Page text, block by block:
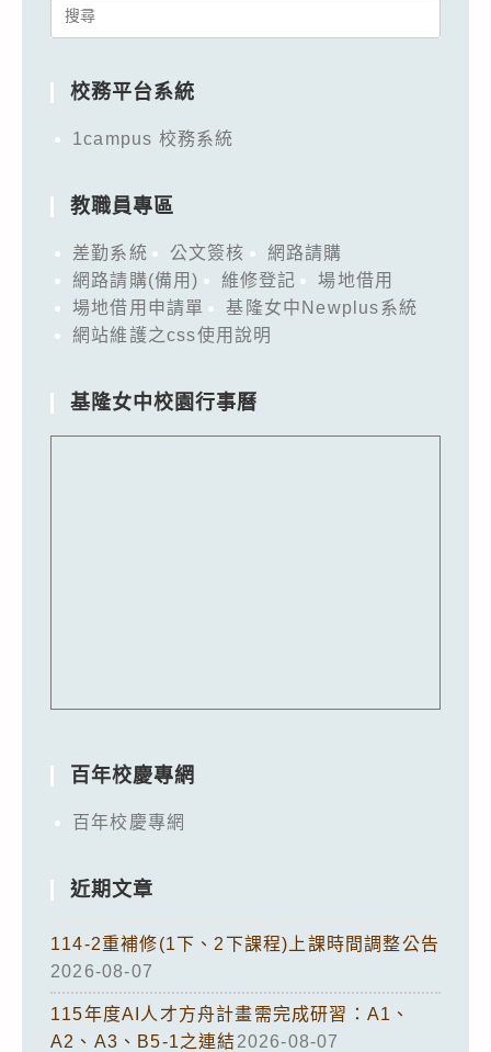
Search
校務平台系統
1campus 校務系統
教職員專區
差勤系統 公文簽核
網路請購
網路請購(備用)
維修登記
場地借用
場地借用申請單
基隆女中Newplus系統
網站維護之css使用說明
基隆女中校園行事曆
百年校慶專網
百年校慶專網
近期文章
114-2重補修(1下、2下課程)上課時間調整公告
2026-08-07
115年度AI人才方舟計畫需完成研習：A1、
A2、A3、B5-1之連結2026-08-07